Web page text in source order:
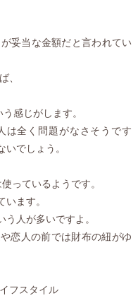
妥当な金額だと言われてい
、
感じがします。
は全く問題がなさそうです
でしょう。
っているようです。
ます。
人が多いですよ。
恋人の前では財布の紐がゆ
フスタイル